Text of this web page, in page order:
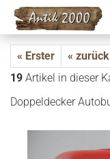
« Erster « zurück
19 Artikel in dieser
Dop­pel­de­cker